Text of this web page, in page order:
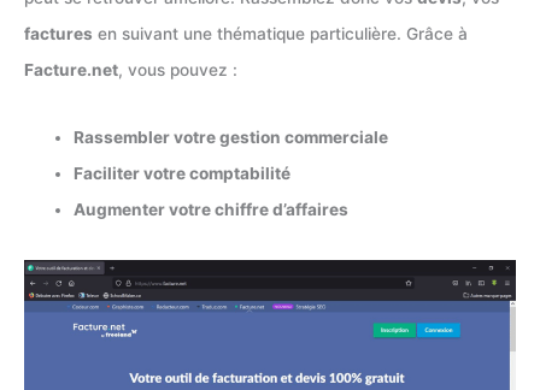
factures en suivant une thématique particulière. Grâce à
Facture.net, vous pouvez :
Rassembler votre gestion commerciale
Faciliter votre comptabilité
Augmenter votre chiffre d’affaires